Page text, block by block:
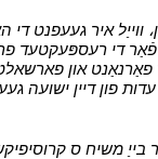
איר געעפנט די
די רעספּעקטעד
און
פון דיין ישועה
בייַ משיח ס